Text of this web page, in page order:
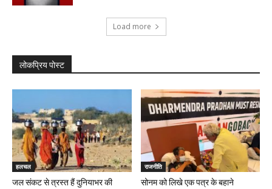
Load more
लोकप्रिय पोस्ट
हलचल
जल संकट से त्रस्त हैं दुनियाभर की
राजनीति
सोनम को लिखे एक पत्र के बहाने